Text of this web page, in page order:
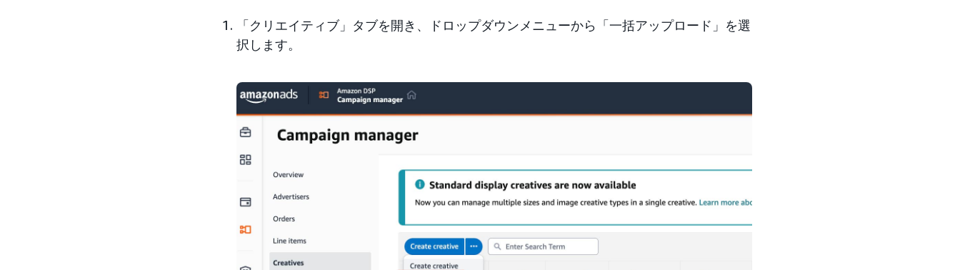
「クリエイティブ」タブを開き、ドロップダウンメニューから「一括アップロード」を選
択します。